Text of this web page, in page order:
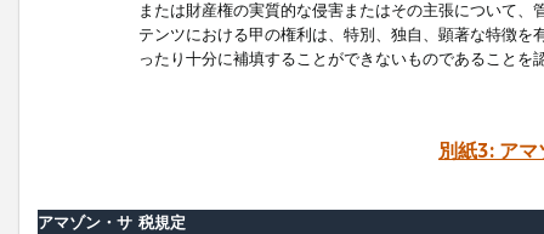
または財産権の実質的な侵害またはその主張について
テンツにおける甲の権利は、特別、独自、顕著な特徴
ったり十分に補填することができないものであることを
別紙3: ア
アマゾン・サ 税規定